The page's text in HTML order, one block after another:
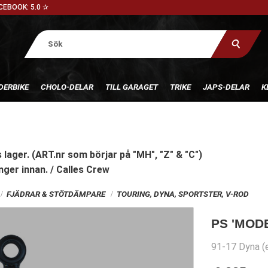
5.0 ✰
CHOLO-DELAR TILL GARAGET TRIKE JAPS-DELAR
(ART.nr som börjar på "MH", "Z" & "C")
innan. / Calles Crew
FJÄDRAR & STÖTDÄMPARE TOURING, DYNA, SPORTSTER, V-ROD
PS
91-17 Dyna